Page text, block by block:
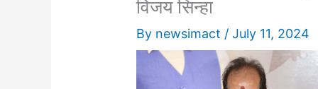
विजय सिन्हा
By newsimact /July 11, 2024